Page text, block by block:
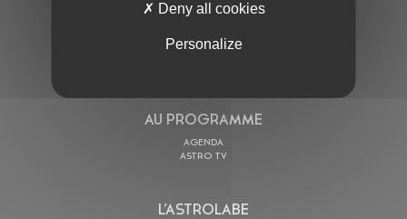
AU PROGRAMME
AGENDA
ASTRO TV
L’ASTROLABE
Deny all cookies
Personalize